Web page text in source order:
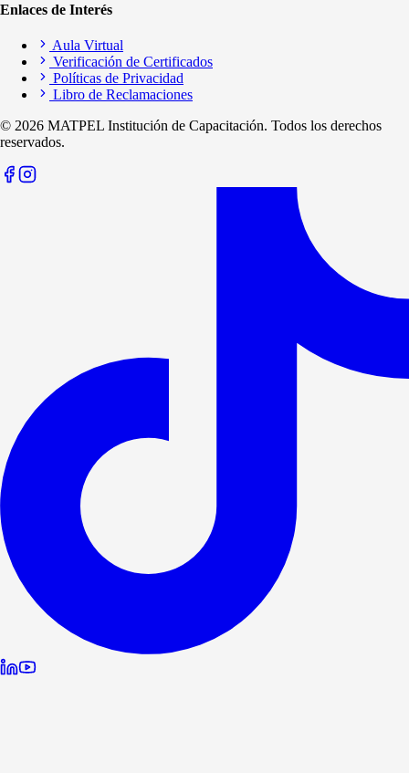
Enlaces de Interés
Aula Virtual
Verificación de Certificados
Políticas de Privacidad
Libro de Reclamaciones
© 2026 MATPEL Institución de Capacitación. Todos los derechos
reservados.